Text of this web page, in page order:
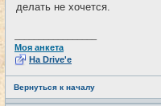
делать не хочется.
Моя анкета
На Drive'e
Вернуться к началу